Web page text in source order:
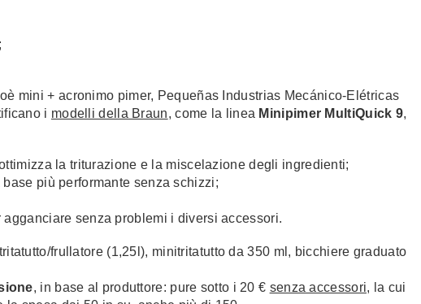
mini + acronimo pimer, Pequeñas Industrias Mecánico-Elétricas
i modelli della Braun, come la linea Minipimer MultiQuick 9,
la triturazione e la miscelazione degli ingredienti;
più performante senza schizzi;
senza problemi i diversi accessori.
frullatore (1,25l), minitritatutto da 350 ml, bicchiere graduato
, in base al produttore: pure sotto i 20 € senza accessori, la cui